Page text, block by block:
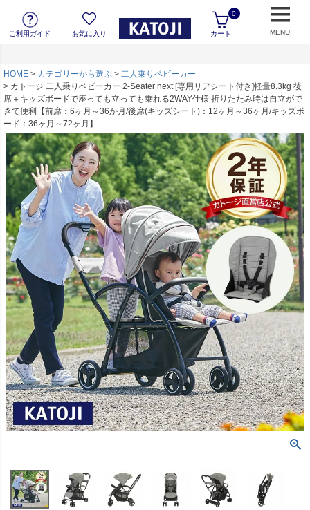
ご利用ガイド お気に入り カート
0
MENU
HOME カテゴリーから選ぶ
二人乗りベビーカー
カトージ 二人乗りベビーカー 2-Seater next [専用リアシート付き]軽量8.3kg 後
席＋キッズボードで座っても立っても乗れる2WAY仕様 折りたたみ時は自立がで
きて便利【前席：6ヶ月～36か月/後席(キッズシート)：12ヶ月～36ヶ月/キッズボ
ード：36ヶ月～72ヶ月】